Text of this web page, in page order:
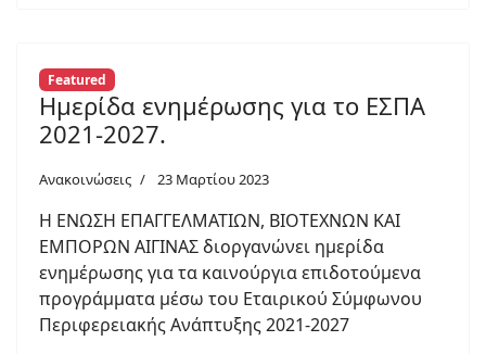
Featured
Ημερίδα ενημέρωσης για το ΕΣΠΑ
2021-2027.
Ανακοινώσεις 23 Μαρτίου 2023
Η ΕΝΩΣΗ ΕΠΑΓΓΕΛΜΑΤΙΩΝ, ΒΙΟΤΕΧΝΩΝ ΚΑΙ
ΕΜΠΟΡΩΝ ΑΙΓΙΝΑΣ διοργανώνει ημερίδα
ενημέρωσης για τα καινούργια επιδοτούμενα
προγράμματα μέσω του Εταιρικού Σύμφωνου
Περιφερειακής Ανάπτυξης 2021-2027